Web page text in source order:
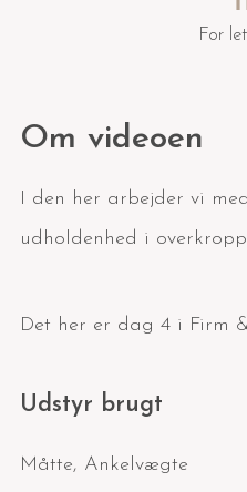
For
Om videoen
I den her arbejder vi
udholdenhed i
Det her er dag 4 i Firm
Udstyr brugt
Måtte, Ankelvægte